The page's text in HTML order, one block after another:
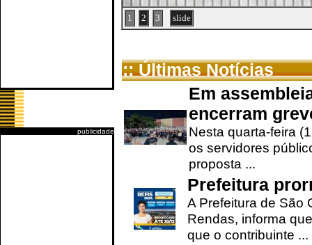
publicidade
1 2 3 slide
:: Últimas Notícias
Em
encerram
Nesta quarta-feira
os servidores
proposta ...
Prefeitura
A Prefeitura de São
Rendas, informa
que o contribuinte ...